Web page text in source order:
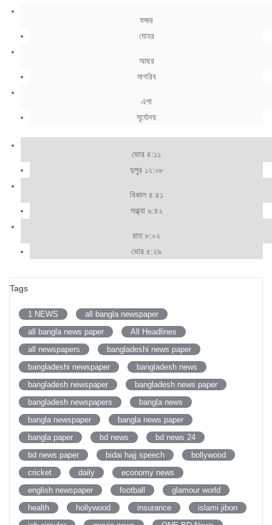
ফজর
যোহর
আছর
মাগরিব
এশা
সূর্যোদয়
ভোর ৪:১১
দুপুর ১২:০৮
বিকাল ৪:৪১
সন্ধ্যা ৬:৪২
রাত ৮:০২
ভোর ৫:২৯
Tags
1 NEWS
all bangla newspaper
all bangla news paper
All Headlines
all newspapers
bangladeshi news paper
bangladeshi newspaper
bangladesh news
bangladesh newspaper
bangladesh news paper
bangladesh newspapers
bangla news
bangla newspaper
bangla news paper
bangla paper
bd news
bd news 24
bd news paper
bidai hajj speech
bollywood
cricket
daily
economy news
english newspaper
football
glamour world
health
hollywood insurance
islami jibon